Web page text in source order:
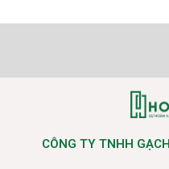
CÔNG TY TNHH